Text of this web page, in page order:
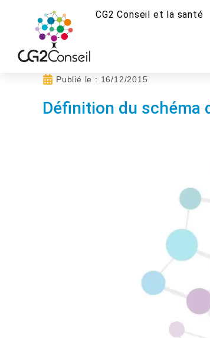
CG2 Conseil et la santé
Publié le : 16/12/2015
Définition du schéma